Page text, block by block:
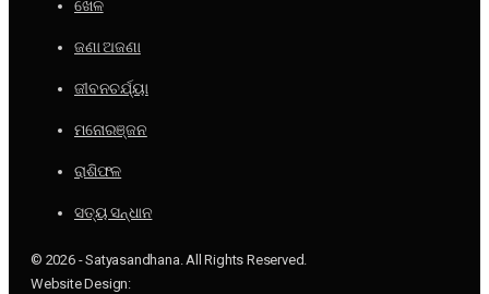
ଖେଳ
ଜଣା ଅଜଣା
ଜୀବନଚର୍ଯ୍ୟା
ମନୋରଞ୍ଜନ
ରାଶିଫଳ
ସତ୍ୟ ସନ୍ଧାନ
© 2026 - Satyasandhana. All Rights Reserved.
Website Design: